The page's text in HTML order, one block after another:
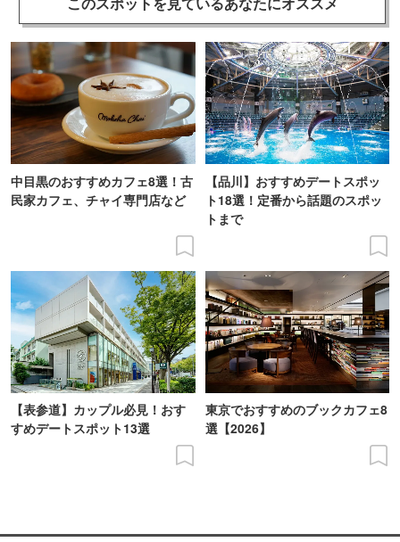
中目黒のおすすめカフェ8選！古
民家カフェ、チャイ専門店など
【品川】おすすめデートスポッ
ト18選！定番から話題のスポッ
トまで
【表参道】カップル必見！おす
すめデートスポット13選
東京でおすすめのブックカフェ8
選【2026】